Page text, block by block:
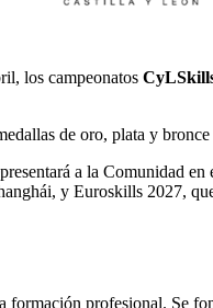
los campeonatos
de oro, plata y
a la Comunidad
y Euroskills 2027,
profesional. Se